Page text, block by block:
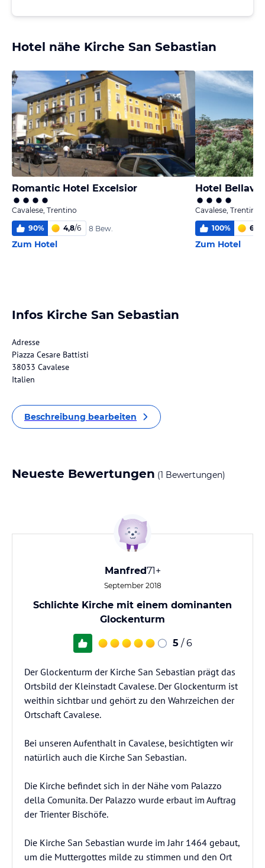
Hotel nähe Kirche San Sebastian
Romantic Hotel Excelsior
Cavalese, Trentino
90% 4,8/6 8 Bew.
Zum Hotel
Hotel
Cavalese, Trentino
100% 6,0
Zum Hotel
Infos Kirche San Sebastian
Adresse
Piazza Cesare Battisti
38033 Cavalese
Italien
Beschreibung bearbeiten
Neueste Bewertungen (1 Bewertungen)
Manfred71+
September 2018
Schlichte Kirche mit einem dominanten
Glockenturm
5 / 6
Der Glockenturm der Kirche San Sebastian prägt das
Ortsbild der Kleinstadt Cavalese. Der Glockenturm ist
weithin sichtbar und gehört zu den Wahrzeichen der
Ortschaft Cavalese.
Bei unseren Aufenthalt in Cavalese, besichtigten wir
natürlich auch die Kirche San Sebastian.
Die Kirche befindet sich in der Nähe vom Palazzo
della Comunita. Der Palazzo wurde erbaut im Auftrag
der Trienter Bischöfe.
Die Kirche San Sebastian wurde im Jahr 1464 gebaut,
um die Muttergottes milde zu stimmen und den Ort